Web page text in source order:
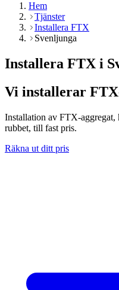
Hem
Tjänster
Installera FTX
Svenljunga
Installera FTX i
Vi installerar
Installation av FTX-aggregat,
rubbet, till fast pris.
Räkna ut ditt pris